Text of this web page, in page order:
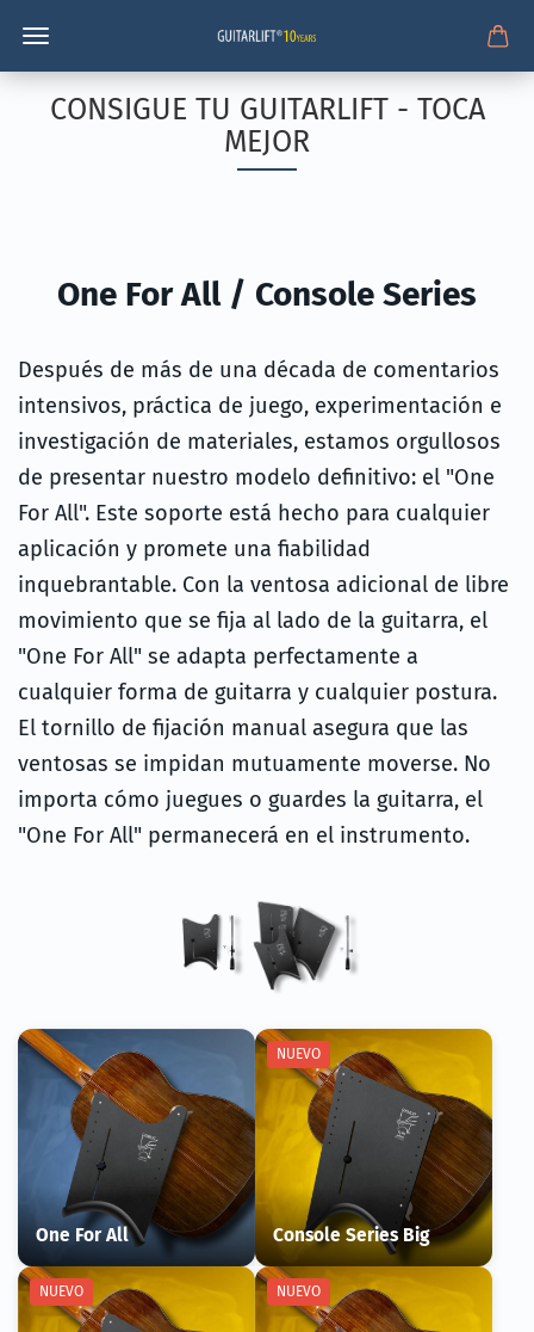
CONSIGUE TU GUITARLIFT - TOCA
MEJOR
One For All / Console Series
Después de más de una década de comentarios
intensivos, práctica de juego, experimentación e
investigación de materiales, estamos orgullosos
de presentar nuestro modelo definitivo: el "One
For All". Este soporte está hecho para cualquier
aplicación y promete una fiabilidad
inquebrantable. Con la ventosa adicional de libre
movimiento que se fija al lado de la guitarra, el
"One For All" se adapta perfectamente a
cualquier forma de guitarra y cualquier postura.
El tornillo de fijación manual asegura que las
ventosas se impidan mutuamente moverse. No
importa cómo juegues o guardes la guitarra, el
"One For All" permanecerá en el instrumento.
One For All
NUEVO
Console Series Big
NUEVO NUEVO